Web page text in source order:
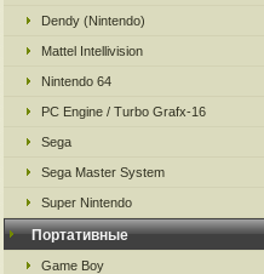
Dendy (Nintendo)
Mattel Intellivision
Nintendo 64
PC Engine / Turbo Grafx-16
Sega
Sega Master System
Super Nintendo
Портативные
Game Boy